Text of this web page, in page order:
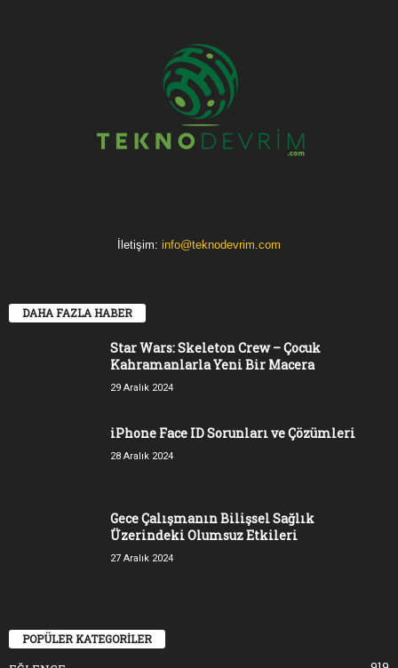
İletişim: info@teknodevrim.com
DAHA FAZLA HABER
Star Wars: Skeleton Crew – Çocuk
Kahramanlarla Yeni Bir Macera
29 Aralık 2024
iPhone Face ID Sorunları ve Çözümleri
28 Aralık 2024
Gece Çalışmanın Bilişsel Sağlık
Üzerindeki Olumsuz Etkileri
27 Aralık 2024
POPÜLER KATEGORİLER